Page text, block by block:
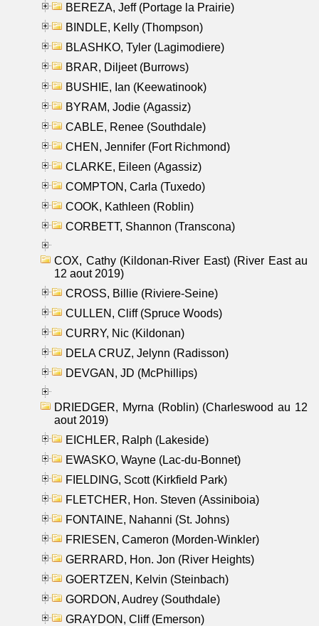
BEREZA, Jeff (Portage la Prairie)
BINDLE, Kelly (Thompson)
BLASHKO, Tyler (Lagimodiere)
BRAR, Diljeet (Burrows)
BUSHIE, Ian (Keewatinook)
BYRAM, Jodie (Agassiz)
CABLE, Renee (Southdale)
CHEN, Jennifer (Fort Richmond)
CLARKE, Eileen (Agassiz)
COMPTON, Carla (Tuxedo)
COOK, Kathleen (Roblin)
CORBETT, Shannon (Transcona)
COX, Cathy (Kildonan-River East) (River East au
12 aout 2019)
CROSS, Billie (Riviere-Seine)
CULLEN, Cliff (Spruce Woods)
CURRY, Nic (Kildonan)
DELA CRUZ, Jelynn (Radisson)
DEVGAN, JD (McPhillips)
DRIEDGER, Myrna (Roblin) (Charleswood au 12
aout 2019)
EICHLER, Ralph (Lakeside)
EWASKO, Wayne (Lac-du-Bonnet)
FIELDING, Scott (Kirkfield Park)
FLETCHER, Hon. Steven (Assiniboia)
FONTAINE, Nahanni (St. Johns)
FRIESEN, Cameron (Morden-Winkler)
GERRARD, Hon. Jon (River Heights)
GOERTZEN, Kelvin (Steinbach)
GORDON, Audrey (Southdale)
GRAYDON, Cliff (Emerson)